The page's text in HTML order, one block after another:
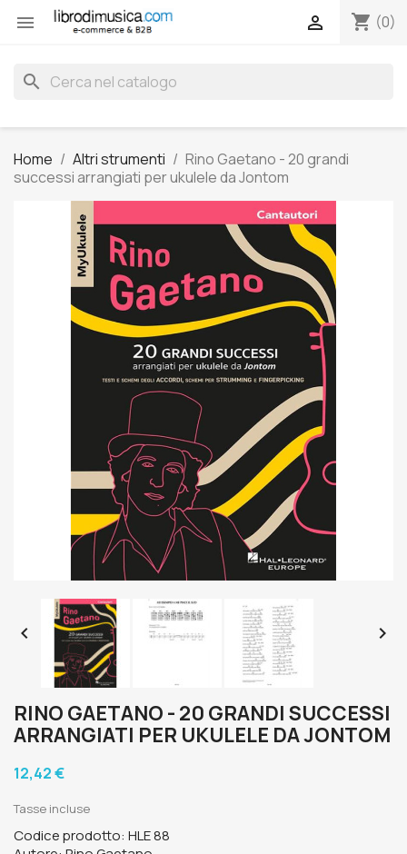
 shopping_cart (0)

search
Home Altri strumenti
Rino Gaetano - 20 grandi
successi arrangiati per ukulele da Jontom
 
RINO GAETANO - 20 GRANDI SUCCESSI
ARRANGIATI PER UKULELE DA JONTOM
12,42 €
Tasse incluse
Codice prodotto: HLE 88